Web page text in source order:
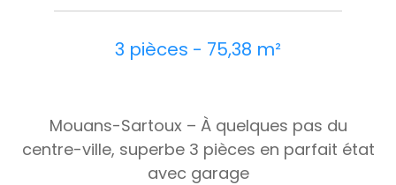
3 pièces - 75,38 m²
Mouans-Sartoux – À quelques pas du
centre-ville, superbe 3 pièces en parfait état
avec garage